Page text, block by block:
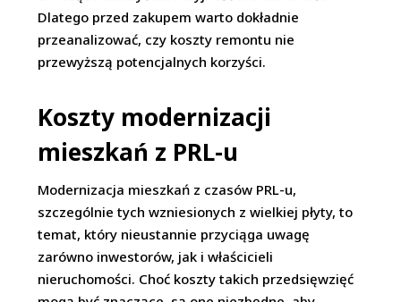
Dlatego przed zakupem warto dokładnie
przeanalizować, czy koszty remontu nie
przewyższą potencjalnych korzyści.
Koszty modernizacji
mieszkań z PRL-u
Modernizacja mieszkań z czasów PRL-u,
szczególnie tych wzniesionych z wielkiej płyty, to
temat, który nieustannie przyciąga uwagę
zarówno inwestorów, jak i właścicieli
nieruchomości. Choć koszty takich przedsięwzięć